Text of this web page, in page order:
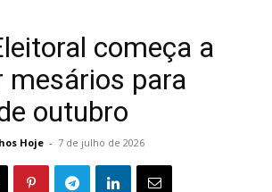
começa a
mesários para
outubro
Hoje - 7 de julho de 2026